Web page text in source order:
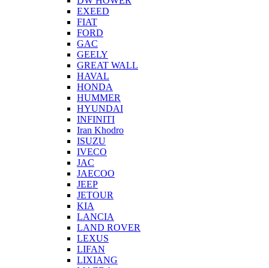
EXEED
FIAT
FORD
GAC
GEELY
GREAT WALL
HAVAL
HONDA
HUMMER
HYUNDAI
INFINITI
Iran Khodro
ISUZU
IVECO
JAC
JAECOO
JEEP
JETOUR
KIA
LANCIA
LAND ROVER
LEXUS
LIFAN
LIXIANG